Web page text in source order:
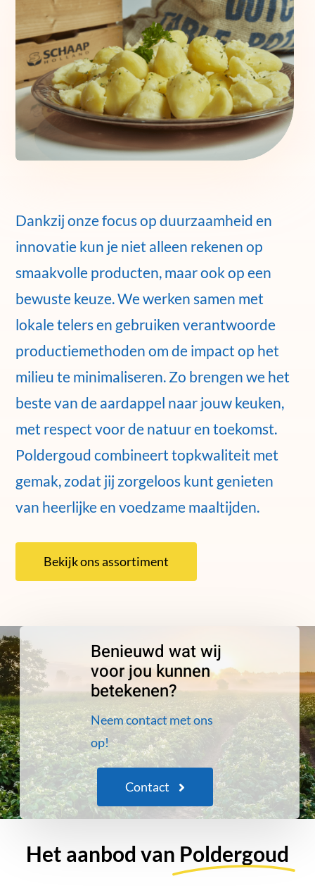
Dankzij onze focus op duurzaamheid en
innovatie kun je niet alleen rekenen op
smaakvolle producten, maar ook op een
bewuste keuze. We werken samen met
lokale telers en gebruiken verantwoorde
productiemethoden om de impact op het
milieu te minimaliseren. Zo brengen we het
beste van de aardappel naar jouw keuken,
met respect voor de natuur en toekomst.
Poldergoud combineert topkwaliteit met
gemak, zodat jij zorgeloos kunt genieten
van heerlijke en voedzame maaltijden.
Bekijk ons assortiment
Benieuwd wat wij
voor jou kunnen
betekenen?
Neem contact met ons
op!
Contact
Het aanbod van Poldergoud